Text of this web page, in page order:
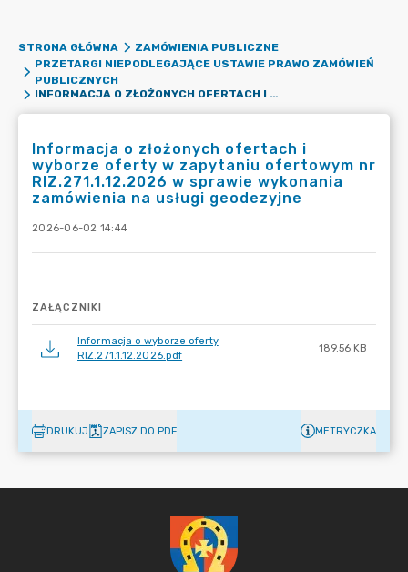
STRONA GŁÓWNA
ZAMÓWIENIA PUBLICZNE
PRZETARGI NIEPODLEGAJĄCE USTAWIE PRAWO ZAMÓWIEŃ
PUBLICZNYCH
INFORMACJA O ZŁOŻONYCH OFERTACH I WYBORZE OFERTY W ZAPYTANIU OFERTOWYM NR RIZ.271.1.12.2026 W SPRAWIE WYKONANIA ZAMÓWIENIA NA USŁUGI GEODEZYJNE
Informacja o złożonych ofertach i
wyborze oferty w zapytaniu ofertowym nr
RIZ.271.1.12.2026 w sprawie wykonania
zamówienia na usługi geodezyjne
2026-06-02 14:44
ZAŁĄCZNIKI
Informacja o wyborze oferty
RIZ.271.1.12.2026.pdf
189.56 KB
DRUKUJ ZAPISZ DO PDF METRYCZKA